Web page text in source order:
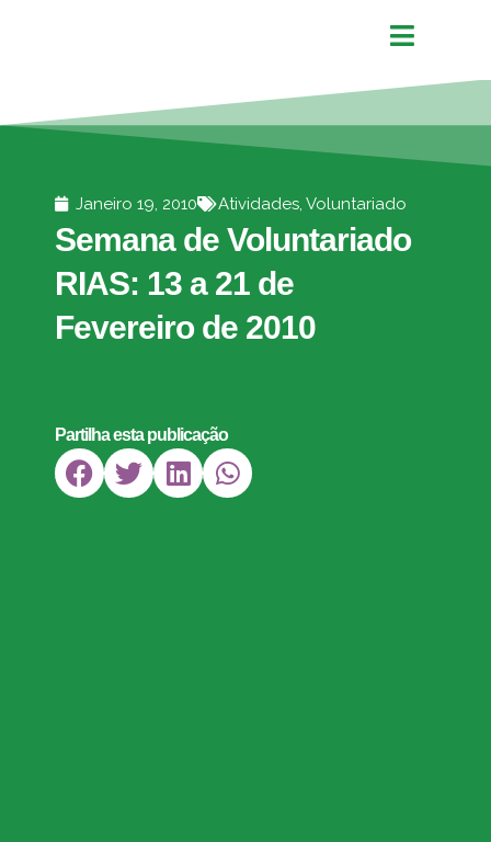
Janeiro 19, 2010 Atividades, Voluntariado
Semana de Voluntariado
RIAS: 13 a 21 de
Fevereiro de 2010
Partilha esta publicação